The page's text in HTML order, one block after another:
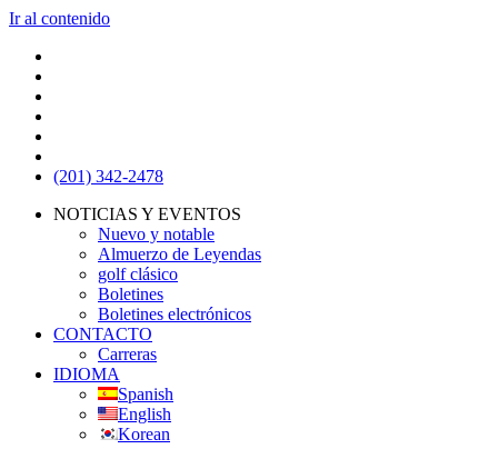
Ir al contenido
(201) 342-2478
NOTICIAS Y EVENTOS
Nuevo y notable
Almuerzo de Leyendas
golf clásico
Boletines
Boletines electrónicos
CONTACTO
Carreras
IDIOMA
Spanish
English
Korean